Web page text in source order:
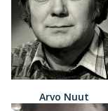
Arvo Nuut